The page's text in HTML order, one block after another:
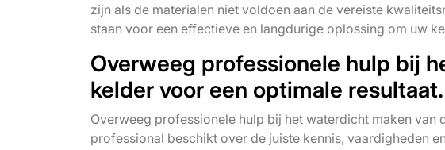
zijn als de materialen niet voldoen aan de vereiste
staan voor een effectieve en langdurige oplossing om uw
Overweeg professionele hulp bij
kelder voor een optimale resultaat.
Overweeg professionele hulp bij het waterdicht maken van
professional beschikt over de juiste kennis, vaardigheden